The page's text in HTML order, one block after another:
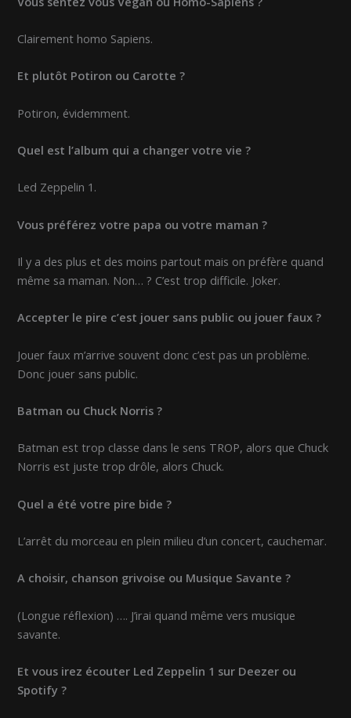
Clairement homo Sapiens.
Et plutôt Potiron ou Carotte ?
Potiron, évidemment.
Quel est l’album qui a changer votre vie ?
Led Zeppelin 1.
Vous préférez votre papa ou votre maman ?
Il y a des plus et des moins partout mais on préfère quand
même sa maman. Non… ? C’est trop difficile. Joker.
Accepter le pire c’est jouer sans public ou jouer faux ?
Jouer faux m’arrive souvent donc c’est pas un problème.
Donc jouer sans public.
Batman ou Chuck Norris ?
Batman est trop classe dans le sens TROP, alors que Chuck
Norris est juste trop drôle, alors Chuck.
Quel a été votre pire bide ?
L’arrêt du morceau en plein milieu d’un concert, cauchemar.
A choisir, chanson grivoise ou Musique Savante ?
(Longue réflexion) …. J’irai quand même vers musique
savante.
Et vous irez écouter Led Zeppelin 1 sur Deezer ou
Spotify ?